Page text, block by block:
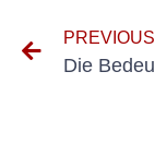
PREVIOUS